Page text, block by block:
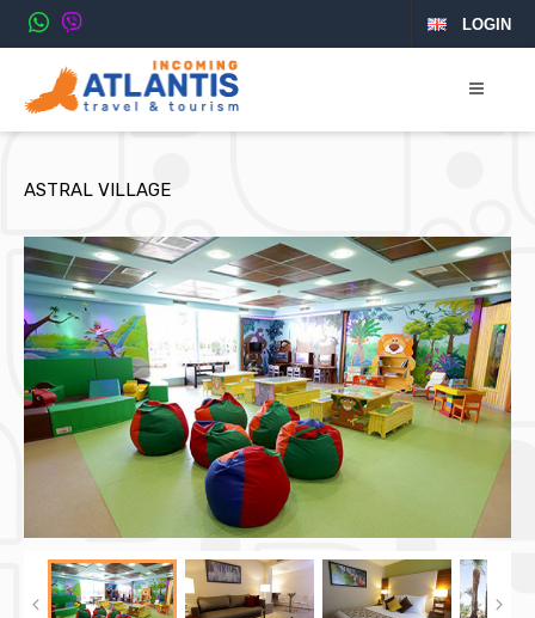
LOGIN
ASTRAL VILLAGE